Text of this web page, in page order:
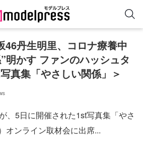
46丹生明里、コロナ療養中
明かす ファンのハッシュタ
真集「やさしい関係」＞
、5日に開催された1st写真集「やさ
オンライン取材会に出席...